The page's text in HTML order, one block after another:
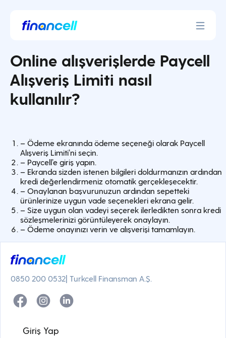
Online alışverişlerde Paycell
Alışveriş Limiti nasıl
kullanılır?
– Ödeme ekranında ödeme seçeneği olarak Paycell
Alışveriş Limiti’ni seçin.
– Paycell’e giriş yapın.
– Ekranda sizden istenen bilgileri doldurmanızın ardından
kredi değerlendirmeniz otomatik gerçekleşecektir.
– Onaylanan başvurunuzun ardından sepetteki
ürünlerinize uygun vade seçenekleri ekrana gelir.
– Size uygun olan vadeyi seçerek ilerledikten sonra kredi
sözleşmelerinizi görüntüleyerek onaylayın.
– Ödeme onayınızı verin ve alışverişi tamamlayın.
0850 200 0532| Turkcell Finansman A.Ş.
Giriş Yap